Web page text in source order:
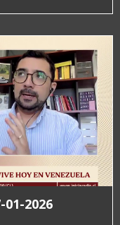
2026